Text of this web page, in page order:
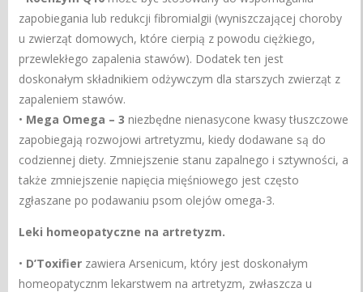
zapobiegania lub redukcji fibromialgii (wyniszczającej choroby
u zwierząt domowych, które cierpią z powodu ciężkiego,
przewlekłego zapalenia stawów). Dodatek ten jest
doskonałym składnikiem odżywczym dla starszych zwierząt z
zapaleniem stawów.
• Mega Omega – 3 niezbędne nienasycone kwasy tłuszczowe
zapobiegają rozwojowi artretyzmu, kiedy dodawane są do
codziennej diety. Zmniejszenie stanu zapalnego i sztywności, a
także zmniejszenie napięcia mięśniowego jest często
zgłaszane po podawaniu psom olejów omega-3.
Leki homeopatyczne na artretyzm.
• D’Toxifier zawiera Arsenicum, który jest doskonałym
homeopatycznm lekarstwem na artretyzm, zwłaszcza u